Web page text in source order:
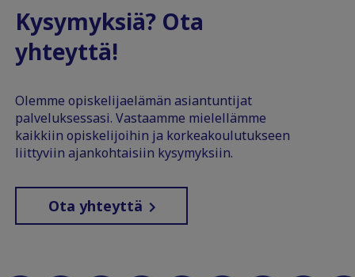
Kysymyksiä? Ota
yhteyttä!
Olemme opiskelijaelämän asiantuntijat
palveluksessasi. Vastaamme mielellämme
kaikkiin opiskelijoihin ja korkeakoulutukseen
liittyviin ajankohtaisiin kysymyksiin.
Ota yhteyttä